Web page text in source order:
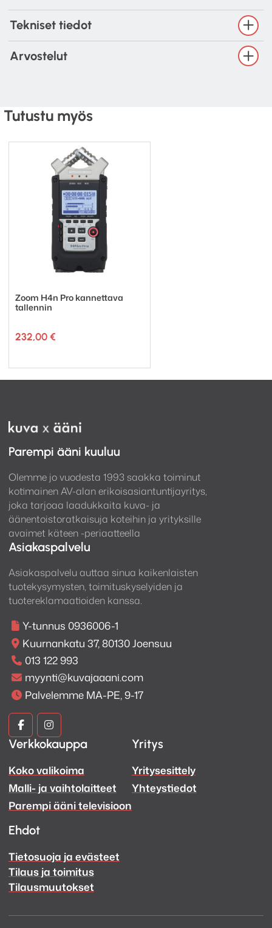
erinomaisen valinnan esimerkiksi kitaristille, joka
tarvitsee mikrofonin lähelle kasvoja soittamista
häiritsemättä. Lukitusruuvit ovat ergonomiset ja
pitävät säädöt tiukasti paikoillaan, joten voit luottaa
siihen, että mikrofoni pysyy juuri siellä missä pitääkin
perustelineen studioon, STILT-1 on varma valinta.
Tekniset tiedot
Arvostelut
Tutustu myös
Zoom H4n Pro kannettava
tallennin
232,00 €
Parempi ääni kuuluu
Olemme jo vuodesta 1993 saakka toiminut
kotimainen AV-alan erikoisasiantuntijayritys,
joka tarjoaa laadukkaita kuva- ja
äänentoistoratkaisuja koteihin ja yrityksille
avaimet käteen -periaatteella
Asiakaspalvelu
Asiakaspalvelu auttaa sinua kaikenlaisten
tuotekysymysten, toimituskyselyiden ja
tuotereklamaatioiden kanssa.
Y-tunnus 0936006-1
Kuurnankatu 37, 80130 Joensuu
013 122 993
myynti@kuvajaaani.com
Palvelemme MA-PE, 9-17
Kuva
ja
Ääni
Facebook
Kuva
ja
Ääni
Instagram
Verkkokauppa
Koko valikoima
Malli- ja vaihtolaitteet
Parempi ääni televisioon
Yritys
Yritysesittely
Yhteystiedot
Ehdot
Tietosuoja ja evästeet
Tilaus ja toimitus
Tilausmuutokset